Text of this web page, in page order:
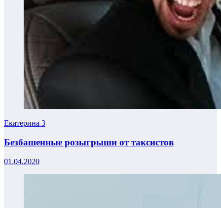
Екатерина 3
Безбашенные розыгрыши от таксистов
01.04.2020